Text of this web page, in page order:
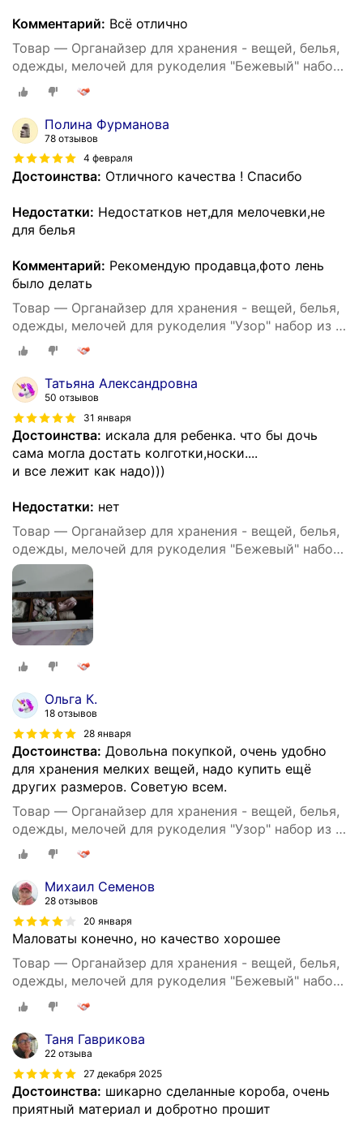
Комментарий: Всё отлично
Товар — Органайзер для хранения - вещей, белья,
одежды, мелочей для рукоделия "Бежевый" набор
из 3х штук
Полина Фурманова
78 отзывов
4 февраля
Достоинства: Отличного качества ! Спасибо
Недостатки: Недостатков нет,для мелочевки,не
для белья
Комментарий: Рекомендую продавца,фото лень
было делать
Товар — Органайзер для хранения - вещей, белья,
одежды, мелочей для рукоделия "Узор" набор из 3х
штук
Татьяна Александровна
50 отзывов
31 января
Достоинства: искала для ребенка. что бы дочь
сама могла достать колготки,носки....
и все лежит как надо)))
Недостатки: нет
Товар — Органайзер для хранения - вещей, белья,
одежды, мелочей для рукоделия "Бежевый" набор
из 3х штук
Ольга К.
18 отзывов
28 января
Достоинства: Довольна покупкой, очень удобно
для хранения мелких вещей, надо купить ещё
других размеров. Советую всем.
Товар — Органайзер для хранения - вещей, белья,
одежды, мелочей для рукоделия "Узор" набор из 3х
штук
Михаил Семенов
28 отзывов
20 января
Маловаты конечно, но качество хорошее
Товар — Органайзер для хранения - вещей, белья,
одежды, мелочей для рукоделия "Бежевый" набор
из 3х штук
Таня Гаврикова
22 отзыва
27 декабря 2025
Достоинства: шикарно сделанные короба, очень
приятный материал и добротно прошит